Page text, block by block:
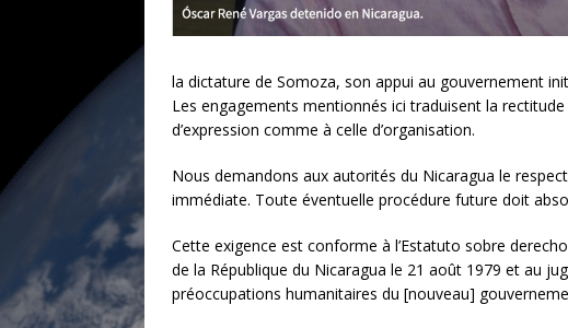
la dictature de Somoza, son appui au gouvernement
Les engagements mentionnés ici traduisent la
d’expression comme à celle d’organisation.
Nous demandons aux autorités du Nicaragua le
immédiate. Toute éventuelle procédure future doit
Cette exigence est conforme à l’Estatuto sobre
de la République du Nicaragua le 21 août 1979 et au
préoccupations humanitaires du [nouveau]